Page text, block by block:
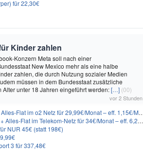
für 22,30€
Kinder zahlen
Konzern Meta soll nach einer
New Mexico mehr als eine halbe
zahlen, die durch Nutzung sozialer Medien
müssen in dem Bundesstaat zusätzliche
Alter unter 18 Jahren eingeführt werden:[…] (00)
vor 2 Stunden
Flat im o2 Netz für 29,99€/Monat – eff. 1,15€/Monat
Flat im Telekom-Netz für 34€/Monat – eff. 6,29€/Monat
NUR 45€ (statt 198€)
3 für 337,48€